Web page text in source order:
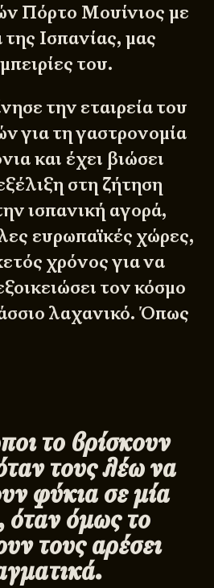
Πόρτο Μουίνιος με
της Ισπανίας, μας
του.
την εταιρεία του
για τη γαστρονομία
και έχει βιώσει
στη ζήτηση
ισπανική αγορά,
ευρωπαϊκές χώρες,
χρόνος για να
τον κόσμο
λαχανικό. Όπως
το βρίσκουν
τους λέω να
φύκια σε μία
όταν όμως το
τους αρέσει